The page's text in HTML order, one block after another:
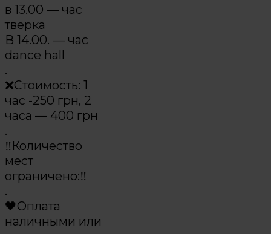
в 13.00 — час
тверка
В 14.00. — час
dance hall
.
❌Стоимость: 1
час -250 грн, 2
часа — 400 грн
.
‼️Количество
мест
ограничено:‼️
.
🖤Оплата
наличными или